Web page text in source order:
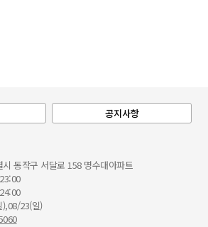
공지사항
시 동작구 서달로 158 명수대아파트
23(일)